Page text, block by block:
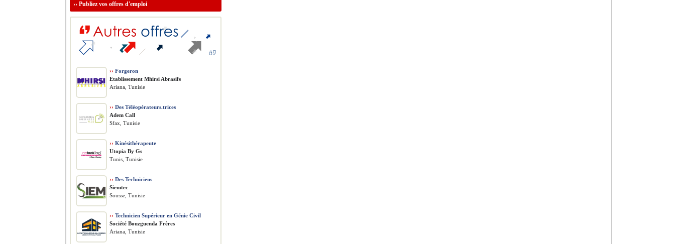
›› Publiez vos offres d'emploi
›› Forgeron
Etablissement Mhirsi Abrasifs
Ariana, Tunisie
›› Des Téléopérateurs.trices
Adem Call
Sfax, Tunisie
›› Kinésithérapeute
Utopia By Gs
Tunis, Tunisie
›› Des Techniciens
Siemtec
Sousse, Tunisie
›› Technicien Supérieur en Génie Civil
Société Bouzguenda Frères
Ariana, Tunisie